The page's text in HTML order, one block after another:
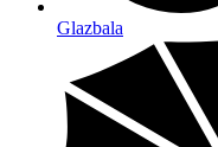
Glazbala